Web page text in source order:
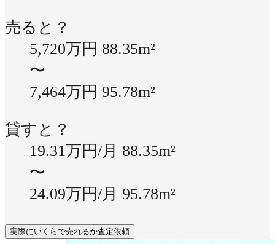
売ると？
5,720万円 88.35m²
〜
7,464万円 95.78m²
貸すと？
19.31万円/月 88.35m²
〜
24.09万円/月 95.78m²
実際にいくらで売れるか査定依頼